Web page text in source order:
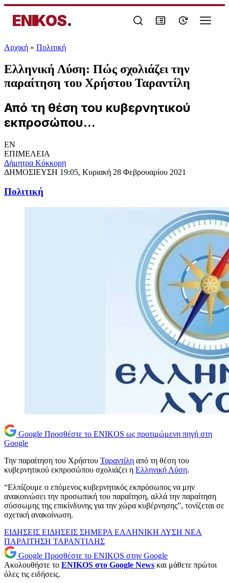
ENIKOS.
Αρχική » Πολιτική
Ελληνική Λύση: Πώς σχολιάζει την
παραίτηση του Χρήστου Ταραντίλη
Από τη θέση του κυβερνητικού
εκπροσώπου...
EN
ΕΠΙΜΕΛΕΙΑ
Δήμητρα Κόκκορη
ΔΗΜΟΣΙΕΥΣΗ 19:05, Κυριακή 28 Φεβρουαρίου 2021
Πολιτική
Google Προσθέστε το ENIKOS ως προτιμώμενη πηγή στη
Google
Την παραίτηση του Χρήστου Ταραντίλη από τη θέση του
κυβερνητικού εκπροσώπου σχολιάζει η Ελληνική Λύση.
“Ελπίζουμε ο επόμενος κυβερνητικός εκπρόσωπος να μην
ανακοινώσει την προσωπική του παραίτηση, αλλά την παραίτηση
σύσσωμης της επικίνδυνης για την χώρα κυβέρνησης”, τονίζεται σε
σχετική ανακοίνωση.
ΕΙΔΗΣΕΙΣ ΕΙΔΗΣΕΙΣ ΣΗΜΕΡΑ ΕΛΛΗΝΙΚΗ ΛΥΣΗ ΝΕΑ
ΠΑΡΑΙΤΗΣΗ ΤΑΡΑΝΤΙΛΗΣ
Google Προσθέστε το ENIKOS στην Google
Ακολουθήστε το ENIKOS στο Google News και μάθετε πρώτοι
όλες τις ειδήσεις.